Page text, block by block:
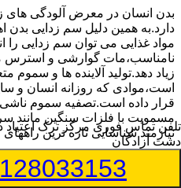
بدن انسان در معرض آلودگی های
دارد.به همین دلیل سم زدایی بدن
مواد غذایی می توان سم زدایی را
نامناسب،مات گوارشی و استرس
زیاد دهد.تولید آلاینده ها و سموم
است،موادی که روزانه انسان و
قرار داده است.تصفیه سموم ناشی
مسمویت با فلزات سنگین مانند
نیازمند شناسایی تازه ترین
سم زدایی بدن در
تلفن تماس فوریمرکز ترک
دشت آزادگان